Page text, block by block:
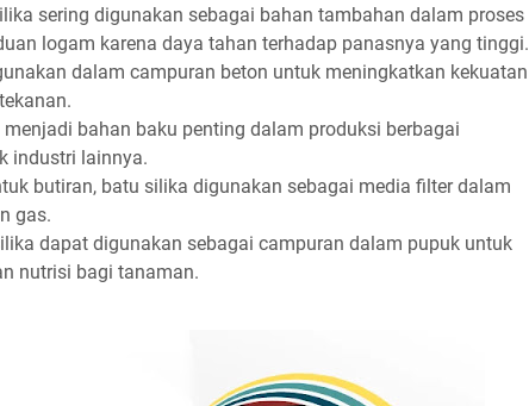
sering digunakan sebagai bahan tambahan dalam proses
logam karena daya tahan terhadap panasnya yang tinggi.
dalam campuran beton untuk meningkatkan kekuatan
menjadi bahan baku penting dalam produksi berbagai
industri lainnya.
butiran, batu silika digunakan sebagai media filter dalam
gas.
dapat digunakan sebagai campuran dalam pupuk untuk
nutrisi bagi tanaman.